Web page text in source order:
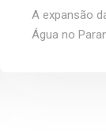
Água
A expansão
Água no